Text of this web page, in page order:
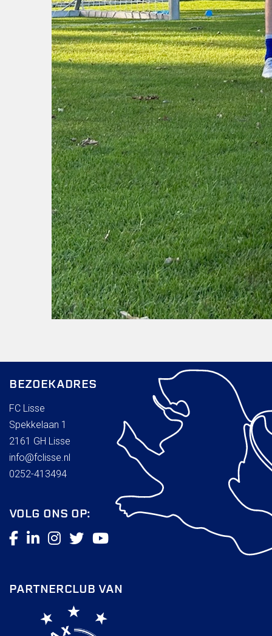
BEZOEKADRES
FC Lisse
Spekkelaan 1
2161 GH Lisse
info@fclisse.nl
0252-413494
VOLG ONS OP:
PARTNERCLUB VAN